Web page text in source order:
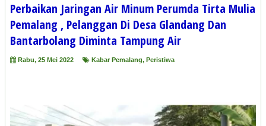
Perbaikan Jaringan Air Minum Perumda Tirta Mulia
Pemalang , Pelanggan Di Desa Glandang Dan
Bantarbolang Diminta Tampung Air
Rabu, 25 Mei 2022 Kabar Pemalang, Peristiwa